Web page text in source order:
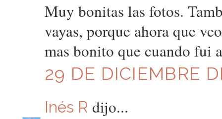
Muy bonitas las fotos.
vayas, porque ahora que
mas bonito que cuando fui
29 DE DICIEMBRE
Inés R dijo...